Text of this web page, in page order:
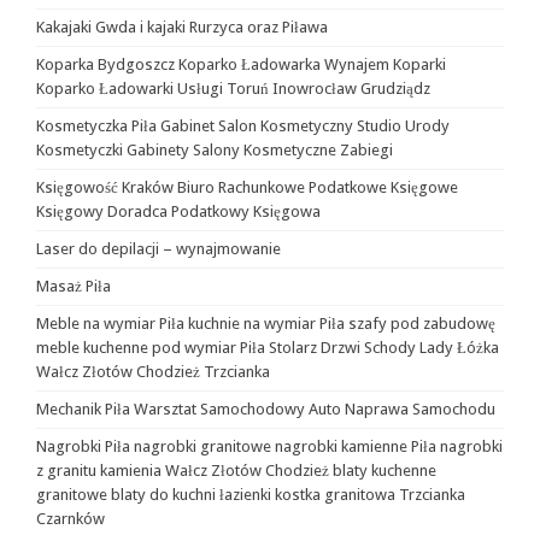
Kakajaki Gwda i kajaki Rurzyca oraz Piława
Koparka Bydgoszcz Koparko Ładowarka Wynajem Koparki
Koparko Ładowarki Usługi Toruń Inowrocław Grudziądz
Kosmetyczka Piła Gabinet Salon Kosmetyczny Studio Urody
Kosmetyczki Gabinety Salony Kosmetyczne Zabiegi
Księgowość Kraków Biuro Rachunkowe Podatkowe Księgowe
Księgowy Doradca Podatkowy Księgowa
Laser do depilacji – wynajmowanie
Masaż Piła
Meble na wymiar Piła kuchnie na wymiar Piła szafy pod zabudowę
meble kuchenne pod wymiar Piła Stolarz Drzwi Schody Lady Łóżka
Wałcz Złotów Chodzież Trzcianka
Mechanik Piła Warsztat Samochodowy Auto Naprawa Samochodu
Nagrobki Piła nagrobki granitowe nagrobki kamienne Piła nagrobki
z granitu kamienia Wałcz Złotów Chodzież blaty kuchenne
granitowe blaty do kuchni łazienki kostka granitowa Trzcianka
Czarnków